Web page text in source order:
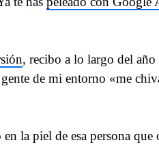
, recibo a lo largo del año
de mi entorno «me
la piel de esa persona